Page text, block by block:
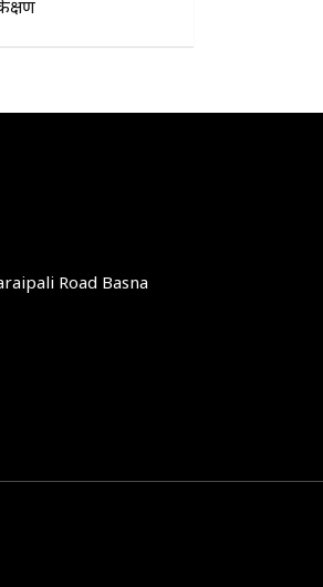
Road Basna